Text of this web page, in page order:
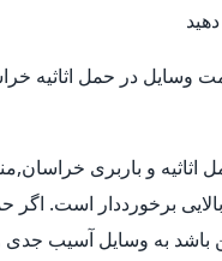
سلامت وسایل در حمل اثاثیه
و باربری
برخورددار است. اگر
باشد به وسایل آسیب جدی